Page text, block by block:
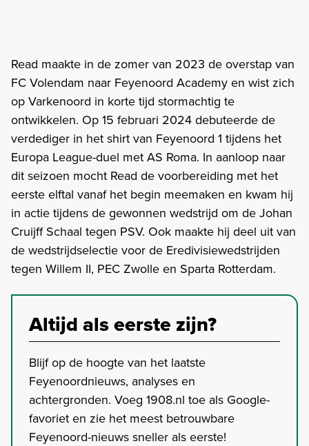
Read maakte in de zomer van 2023 de overstap van
FC Volendam naar Feyenoord Academy en wist zich
op Varkenoord in korte tijd stormachtig te
ontwikkelen. Op 15 februari 2024 debuteerde de
verdediger in het shirt van Feyenoord 1 tijdens het
Europa League-duel met AS Roma. In aanloop naar
dit seizoen mocht Read de voorbereiding met het
eerste elftal vanaf het begin meemaken en kwam hij
in actie tijdens de gewonnen wedstrijd om de Johan
Cruijff Schaal tegen PSV. Ook maakte hij deel uit van
de wedstrijdselectie voor de Eredivisiewedstrijden
tegen Willem II, PEC Zwolle en Sparta Rotterdam.
Altijd als eerste zijn?
Blijf op de hoogte van het laatste
Feyenoordnieuws, analyses en
achtergronden. Voeg 1908.nl toe als Google-
favoriet en zie het meest betrouwbare
Feyenoord-nieuws sneller als eerste!